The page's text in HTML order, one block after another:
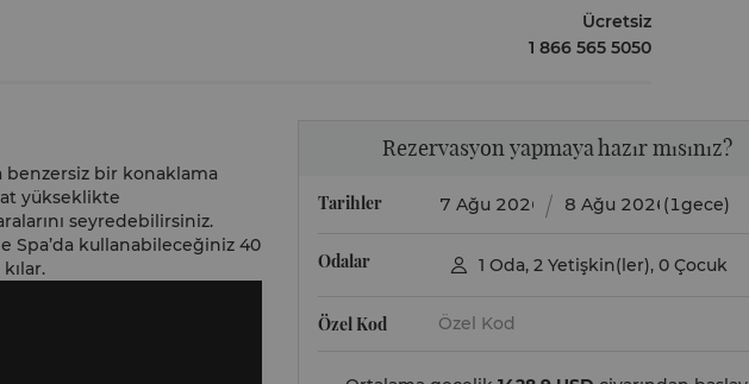
Ücretsiz
1 866 565 5050
benzersiz bir konaklama
yükseklikte
seyredebilirsiniz.
Spa’da kullanabileceğiniz 40
Rezervasyon yapmaya hazır mısınız?
Tarihler (1gece)
Odalar  1 Oda, 2 Yetişkin(ler), 0 Çocuk
Özel Kod